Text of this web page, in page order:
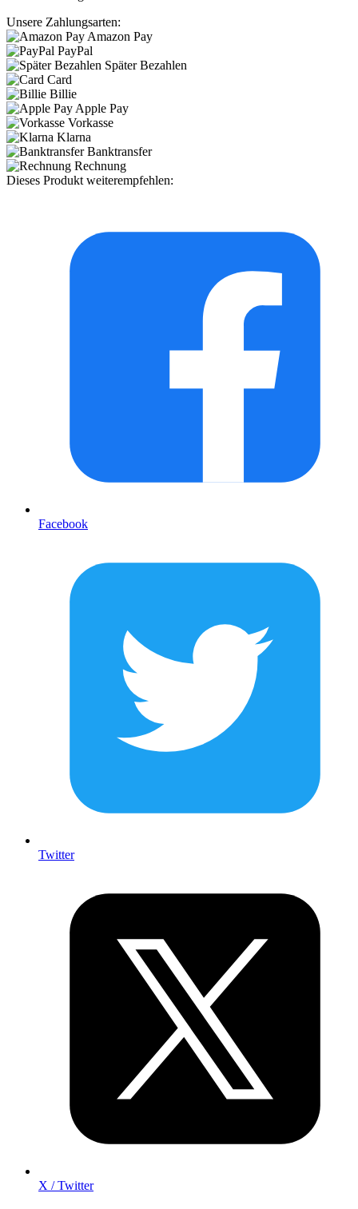
Unsere Zahlungsarten:
Amazon Pay
PayPal
Später Bezahlen
Card
Billie
Apple Pay
Vorkasse
Klarna
Banktransfer
Rechnung
Dieses Produkt weiterempfehlen:
Facebook
Twitter
X / Twitter